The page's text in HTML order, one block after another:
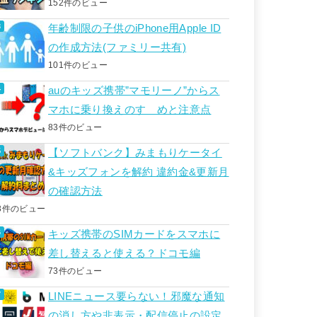
152件のビュー
年齢制限の子供のiPhone用Apple ID
の作成方法(ファミリー共有)
101件のビュー
auのキッズ携帯”マモリーノ”からス
マホに乗り換えのすゝめと注意点
83件のビュー
【ソフトバンク】みまもりケータイ
&キッズフォンを解約 違約金&更新月
の確認方法
のビュー
キッズ携帯のSIMカードをスマホに
差し替えると使える？ドコモ編
73件のビュー
LINEニュース要らない！邪魔な通知